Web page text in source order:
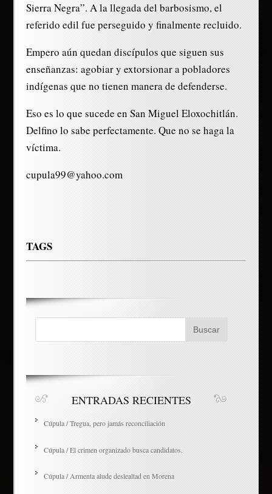
Sierra Negra”. A la llegada del barbosismo, el
referido edil fue perseguido y finalmente recluido.
Empero aún quedan discípulos que siguen sus
enseñanzas: agobiar y extorsionar a pobladores
indígenas que no tienen manera de defenderse.
Eso es lo que sucede en San Miguel Eloxochitlán.
Delfino lo sabe perfectamente. Que no se haga la
víctima.
cupula99@yahoo.com
TAGS
ENTRADAS RECIENTES
Cúpula / Tregua, pero jamás reconciliación
Cúpula / El crimen organizado busca candidatos.
Cúpula / Armenta alude deslealtad en Morena